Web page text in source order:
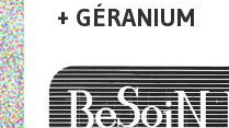
+ GÉRANIUM